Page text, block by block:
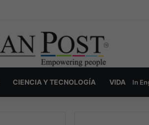
por la verdad, el poder y la nueva economía
CIENCIA Y TECNOLOGÍA VIDA In